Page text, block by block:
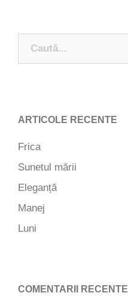
ARTICOLE RECENTE
Frica
Sunetul mării
Eleganță
Manej
Luni
COMENTARII RECENTE